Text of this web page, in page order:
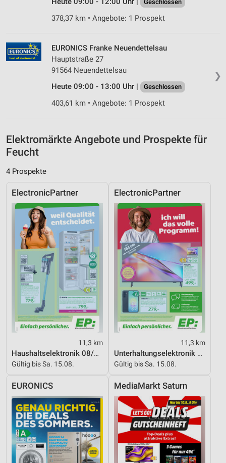
Geschlossen
378,37 km • Angebote: 1 Prospekt
❯
EURONICS Franke Neuendettelsau
Hauptstraße 27
91564 Neuendettelsau
Heute 09:00 - 13:00 Uhr |
Geschlossen
403,61 km • Angebote: 1 Prospekt
Elektromärkte Angebote und Prospekte für
Feucht
4 Prospekte
ElectronicPartner
11,3 km
Haushaltselektronik 08/2026
Gültig bis Sa. 15.08.
ElectronicPartner
11,3 km
Unterhaltungselektronik 08/2026
Gültig bis Sa. 15.08.
EURONICS MediaMarkt Saturn
Verwendung reduzierter Daten zur Auswahl von
Verwendung genauer Standortdaten
Geräte anhand von aktiv angeforderten
Performance
Funktional
Werbung